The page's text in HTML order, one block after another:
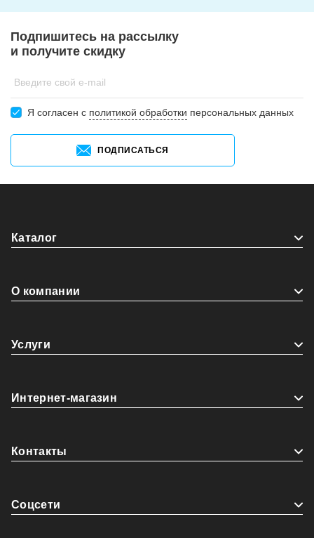
Подпишитесь на рассылку
и получите скидку
Введите свой e-mail
Я согласен c политикой обработки персональных данных
ПОДПИСАТЬСЯ
Каталог
О компании
Услуги
Интернет-магазин
Контакты
Coцсети